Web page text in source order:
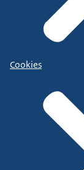
Cookies